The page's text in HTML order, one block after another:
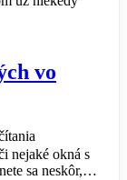
vo
nejaké okná s
sa neskôr,…